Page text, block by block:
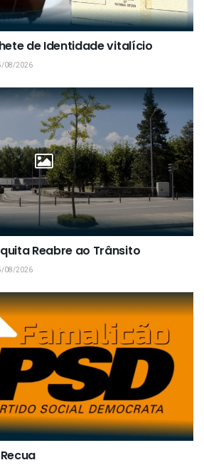
de Identidade vitalício
08/2026
Reabre ao Trânsito
08/2026